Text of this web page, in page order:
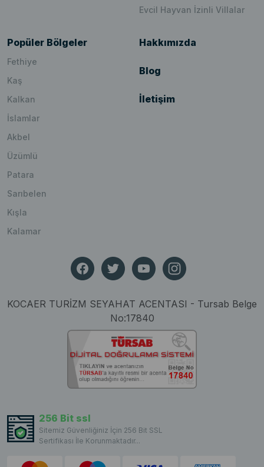
Evcil Hayvan İzinli Villalar
Popüler Bölgeler
Fethiye
Kaş
Kalkan
İslamlar
Akbel
Üzümlü
Patara
Sarıbelen
Kışla
Kalamar
Hakkımızda
Blog
İletişim
KOCAER TURİZM SEYAHAT ACENTASI - Tursab Belge
No:17840
256 Bit ssl
Sitemiz Güvenliğiniz İçin 256 Bit SSL
Sertifikası İle Korunmaktadır...